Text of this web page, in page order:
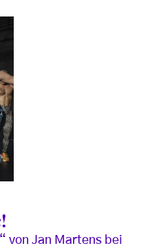
von Jan Martens bei